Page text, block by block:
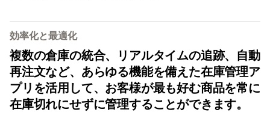
効率化と最適化
複数の倉庫の統合、リアルタイムの追跡、自動
再注文など、あらゆる機能を備えた在庫管理ア
プリを活用して、お客様が最も好む商品を常に
在庫切れにせずに管理することができます。